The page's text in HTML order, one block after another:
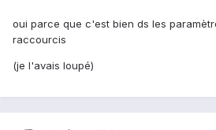
oui parce que c'est bien ds les
raccourcis
(je l'avais loupé)